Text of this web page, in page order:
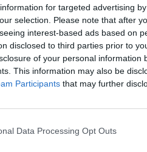
for targeted advertising
selection. Please note that after
interest-based ads based on
disclosed to third parties prior to
of your personal information
This information may also be
Participants that may further
Data Processing Opt Outs